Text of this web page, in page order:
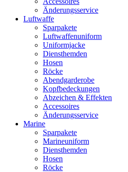
Änderungsservice
Luftwaffe
Sparpakete
Luftwaffenuniform
Uniformjacke
Diensthemden
Hosen
Röcke
Abendgarderobe
Kopfbedeckungen
Abzeichen & Effekten
Accessoires
Änderungsservice
Marine
Sparpakete
Marineuniform
Diensthemden
Hosen
Röcke